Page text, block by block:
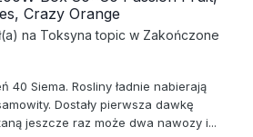
Crazy Orange
na Toksyna topic w Zakończone
40 Siema. Rosliny ładnie nabierają
Dostały pierwsza dawkę
jeszcze raz może dwa nawozy i...